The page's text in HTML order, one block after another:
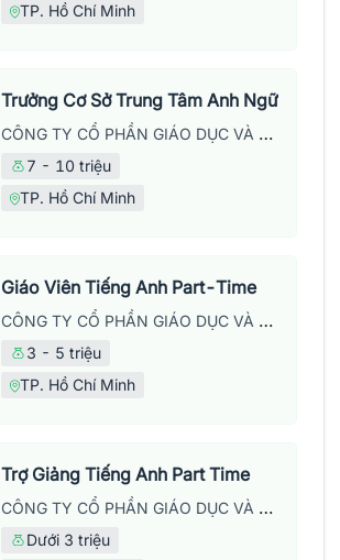
TP. Hồ Chí Minh
Trưởng Cơ Sở Trung Tâm Anh Ngữ
CÔNG TY CỔ PHẦN GIÁO DỤC VÀ NĂNG LƯỢNG ĐÔNG ĐÔ
7 - 10 triệu
TP. Hồ Chí Minh
Giáo Viên Tiếng Anh Part-Time
CÔNG TY CỔ PHẦN GIÁO DỤC VÀ NĂNG LƯỢNG ĐÔNG ĐÔ
3 - 5 triệu
TP. Hồ Chí Minh
Trợ Giảng Tiếng Anh Part Time
CÔNG TY CỔ PHẦN GIÁO DỤC VÀ NĂNG LƯỢNG ĐÔNG ĐÔ
Dưới 3 triệu